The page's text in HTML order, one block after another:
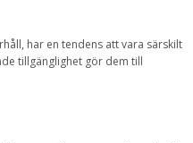
har en tendens att vara särskilt
tillgänglighet gör dem till